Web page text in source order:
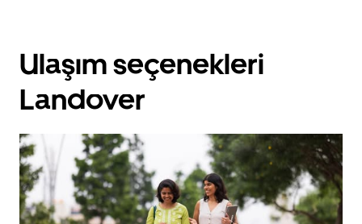
seçmek
için
Takvimi
kapatmak
için
escape
tuşuna
basın.
Ulaşım seçenekleri
Landover